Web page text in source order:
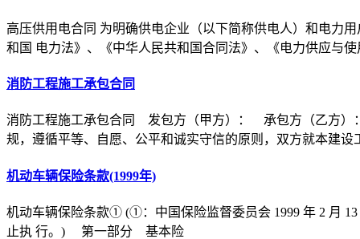
高压供用电合同 为明确供电企业（以下简称供电人）和电力
和国 电力法》、《中华人民共和国合同法》、《电力供应与
消防工程施工承包合同
消防工程施工承包合同 发包方（甲方）： 承包方（乙方）
规，遵循平等、自愿、公平和诚实守信的原则，双方就本建设
机动车辆保险条款(1999年)
机动车辆保险条款① (①：中国保险监督委员会 1999 年 2 月
止执 行。) 第一部分 基本险